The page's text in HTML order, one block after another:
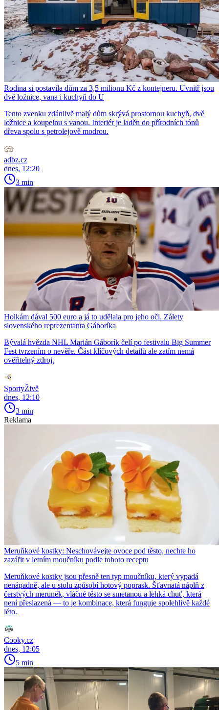
Rodina si postavila dům za 3,5 milionu Kč z kontejneru. Uvnitř jsou
dvě ložnice, vana i kuchyň do U
Tento zvenku zdánlivě malý dům skrývá prostornou kuchyň, dvě
ložnice a koupelnu s vanou. Interiér je laděn do přírodních tónů
dřeva spolu s petrolejově modrou.
adbz.cz
dnes, 12:20
3 min
Holkám dával 500 euro a já to udělala pro jeho oči. Zálety
slovenského reprezentanta Gáboríka
Bývalá hvězda NHL Marián Gáborík čelí po festivalu Big Summer
Fest tvrzením o nevěře. Část klíčových detailů ale zatím nemá
ověřitelný zdroj.
SportyŽivě
dnes, 12:10
3 min
Reklama
Meruňkové kostky: Neschovávejte ovoce pod těsto, nechte ho
zazářit v letním moučníku podle tohoto receptu
Meruňkové kostky jsou přesně ten typ moučníku, který vypadá
nenápadně, ale u stolu způsobí hotový poprask. Šťavnatá náplň z
čerstvých meruněk, vláčné těsto se smetanou a lehká chuť, která
není přeslazená — to je kombinace, která funguje spolehlivě každé
léto.
Cooky.cz
dnes, 12:05
5 min